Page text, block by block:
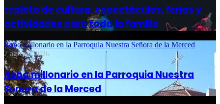
repleto de cultura, espectáculos, ferias y
actividades para toda la familia
Robo millonario en la Parroquia Nuestra Señora de la Merced
7 agosto, 2026
Robo millonario en la Parroquia Nuestra
Señora de la Merced